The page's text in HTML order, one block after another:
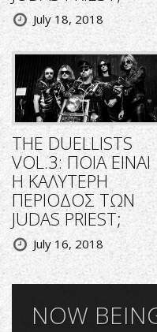
July 18, 2018
THE DUELLISTS
VOL.3: ΠΟΙΑ ΕΙΝΑΙ
Η ΚΑΛΥΤΕΡΗ
ΠΕΡΙΟΔΟΣ ΤΩΝ
JUDAS PRIEST;
July 16, 2018
NOW